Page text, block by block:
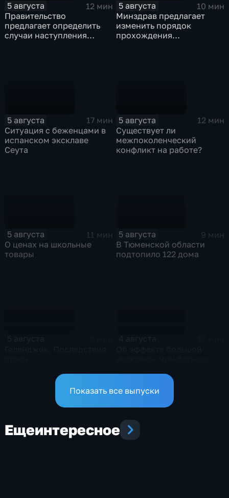
5 августа
12 мин
Правительство
предлагает определить
случаи наступления
5 августа
10 мин
Минздрав предлагает
изменить порядок
прохождения
5 августа
17 мин
Ситуация с беженцами в
испанском эксклаве
Сеута
5 августа
12 мин
Существует ли
межпоколенческий
конфликт на работе?
5 августа
11 мин
О ценах на школьные
товары
5 августа
9 мин
В Тюменской области
подтопило 122 дома
Показать все выпуски
Ещеинтересное